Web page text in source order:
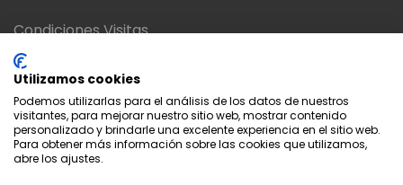
Condiciones Visitas
Política Privacidad
Aviso Legal
Tarifas
Quienes Somos
Utilizamos cookies
Podemos utilizarlas para el análisis de los datos de nuestros
visitantes, para mejorar nuestro sitio web, mostrar contenido
personalizado y brindarle una excelente experiencia en el sitio web.
Para obtener más información sobre las cookies que utilizamos,
abre los ajustes.